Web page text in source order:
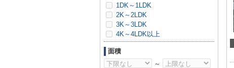
1DK～1LDK
2K～2LDK
3K～3LDK
4K～4LDK以上
面積
～